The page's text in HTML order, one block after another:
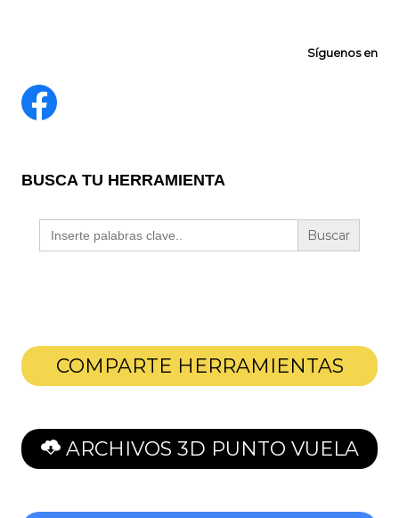
Síguenos en
BUSCA TU HERRAMIENTA
Buscar:
COMPARTE HERRAMIENTAS
ARCHIVOS 3D PUNTO VUELA